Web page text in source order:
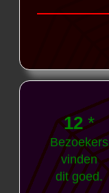
12*
Bezoekers
vinden
dit goed.